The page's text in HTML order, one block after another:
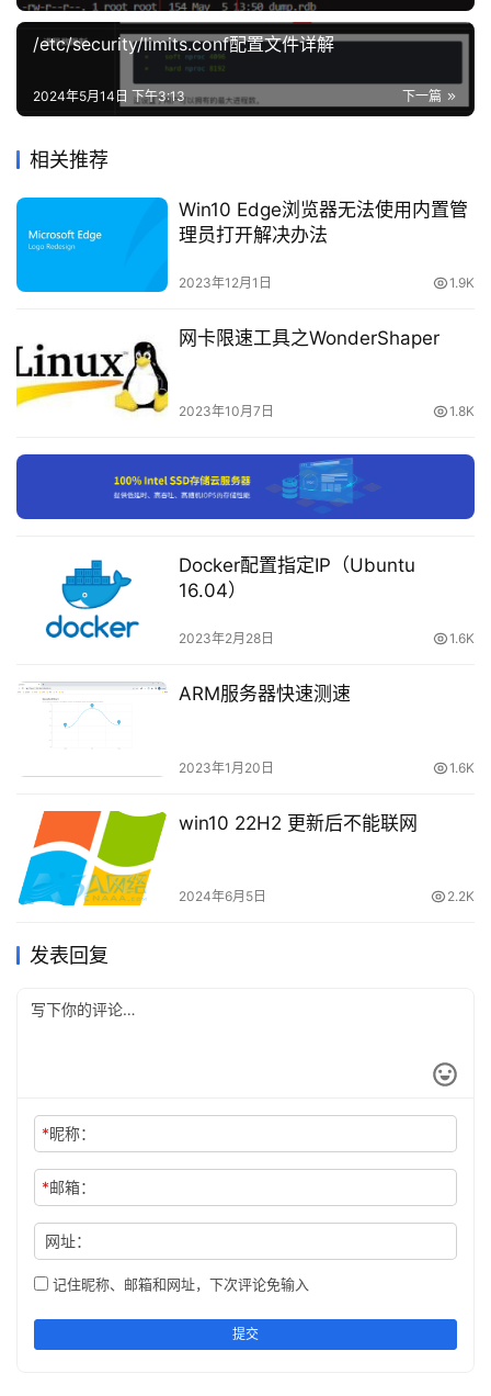
网
站
设
域
名
备
源
下
单
登录 注册
VNC Server。
2）、VNC Server传送一对话窗口至客户端，要求输
入连接密码，以及存取的VNC Server显示装置。
3）、在客户端输入联机密码后，VNC Server验证客
4）、若是客户端通过VNC Server的验证，客户端即
面显示控制权交由VNC Server负责。
6）、VNC Server将来由 X Server的桌面环境利用
Server的桌面环境及输入装置。
END
步骤2、工具准备
1、客户端计算机一台
要求：
2、服务器计算机一台
要求：
1）、与本地计算机网络互通。
2）、装有
18.4MB）
2）、
8MB）
注：这里主要介绍下windows环境下VNC的使用，
/etc/security/limits.conf配置文件详解
下一篇
2024年5月14日 下午3:13
相关推荐
Win10 Edge浏览器无法使用内置管
理员打开解决办法
2023年12月1日 1.9K
网卡限速工具之WonderShaper
2023年10月7日 1.8K
Docker配置指定IP（Ubuntu
16.04）
2023年2月28日 1.6K
ARM服务器快速测速
2023年1月20日 1.6K
win10 22H2 更新后不能联网
2024年6月5日 2.2K
发表回复
*昵称：
*邮箱：
网址：
记住昵称、邮箱和网址，下次评论免输入
提交